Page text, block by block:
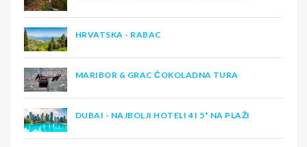
HRVATSKA - RABAC
MARIBOR & GRAC ČOKOLADNA TURA
DUBAI - NAJBOLJI HOTELI 4 I 5* NA PLAŽI